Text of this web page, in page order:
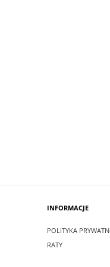
INFORMACJE
POLITYKA
RATY